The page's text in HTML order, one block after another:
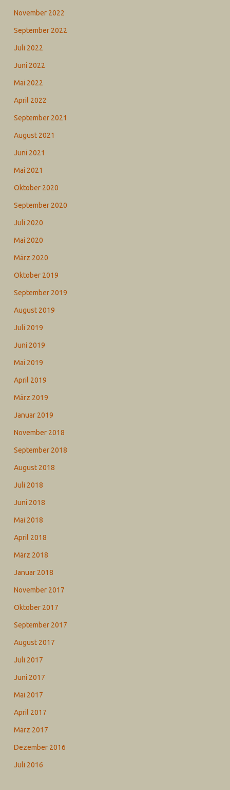
November 2022
September 2022
Juli 2022
Juni 2022
Mai 2022
April 2022
September 2021
August 2021
Juni 2021
Mai 2021
Oktober 2020
September 2020
Juli 2020
Mai 2020
März 2020
Oktober 2019
September 2019
August 2019
Juli 2019
Juni 2019
Mai 2019
April 2019
März 2019
Januar 2019
November 2018
September 2018
August 2018
Juli 2018
Juni 2018
Mai 2018
April 2018
März 2018
Januar 2018
November 2017
Oktober 2017
September 2017
August 2017
Juli 2017
Juni 2017
Mai 2017
April 2017
März 2017
Dezember 2016
Juli 2016